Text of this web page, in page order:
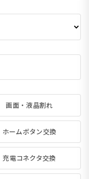
画面・液晶割れ
ホームボタン交換
充電コネクタ交換